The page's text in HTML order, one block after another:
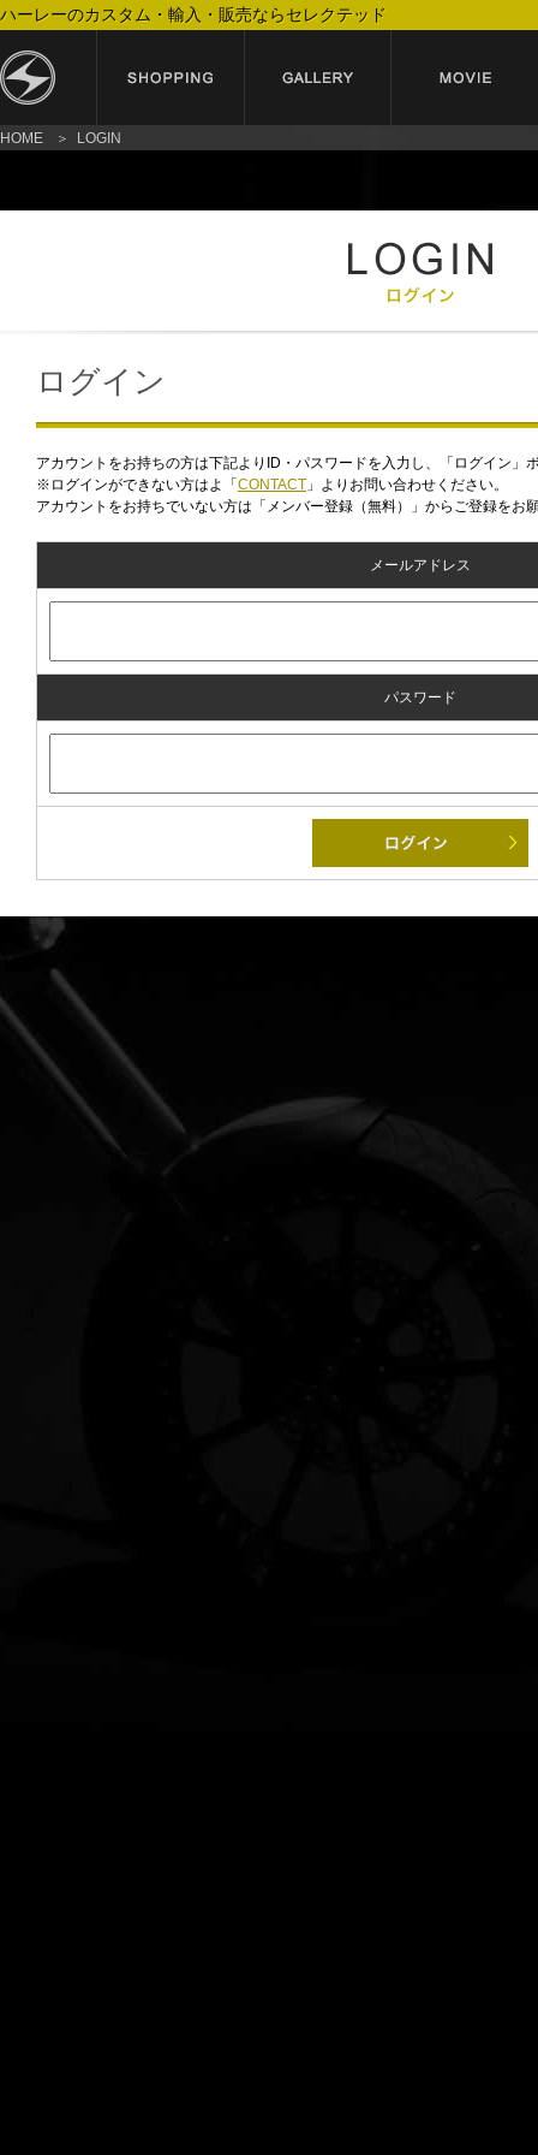
ハーレーのカスタム・輸入・販売ならセレクテッド
HOME LOGIN
ログイン
アカウントをお持ちの方は下記よりID・パスワードを入力し、「ログイン」
※ログインができない方はよ「 CONTACT 」よりお問い合わせください。
アカウントをお持ちでいない方は「メンバー登録（無料）」からご登録をお
メールアドレス
パスワード